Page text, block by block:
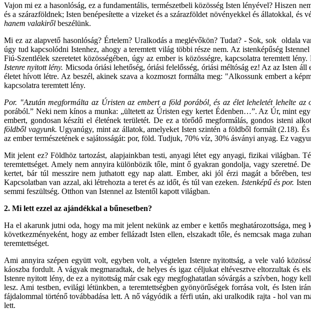
Vajon mi ez a hasonlóság, ez a fundamentális, természetbeli közösség Isten lényével? Hiszen
és a szárazföldnek; Isten benépesítette a vizeket és a szárazföldet növényekkel és állatokkal,
hanem valakiről beszélünk.
Mi ez az alapvető hasonlóság? Értelem? Uralkodás a meglévőkön? Tudat? - Sok, sok oldala
úgy tud kapcsolódni Istenhez, ahogy a teremtett világ többi része nem. Az istenképűség
Fiú-Szentlélek szeretetet közösségében, úgy az ember is közösségre, kapcsolatra teremtett lény.
Istenre nyitott lény. Micsoda óriási lehetőség, óriási felelősség, óriási méltóság ez! Az az Isten
életet hívott létre. Az beszél, akinek szava a kozmoszt formálta meg: "Alkossunk embert a
kapcsolatra teremtett lény.
Por. "Azután megformálta az Úristen az embert a föld porából, és az élet leheletét lehelte az
porából.” Neki nem kínos a munka: „ültetett az Úristen egy kertet Édenben…”. Az Úr, mint
embert, gondosan készíti el életének területét. De ez a törődő megformálás, gondos isteni
földből vagyunk.Ugyanúgy, mint az állatok, amelyeket Isten szintén a földből formált (2.18).
az ember természetének e sajátosságát: por, föld. Tudjuk, 70% víz, 30% ásványi anyag. Ez
Mit jelent ez? Földhöz tartozást, alapjainkban testi, anyagi létet egy anyagi, fizikai világban.
teremtettséget. Amely nem annyira különbözik tőle, mint ő gyakran gondolja, vagy szeretné.
kertet, bár túl messzire nem juthatott egy nap alatt. Ember, aki jól érzi magát a bőrében,
Kapcsolatban van azzal, aki létrehozta a teret és az időt, és túl van ezeken. Istenképű és por.
semmi feszültség. Otthon van Istennel az Istentől kapott világban.
2. Mi lett ezzel az ajándékkal a bűnesetben?
Ha el akarunk jutni oda, hogy ma mit jelent nekünk az ember e kettős meghatározottsága,
következményeként, hogy az ember fellázadt Isten ellen, elszakadt tőle, és nemcsak maga
teremtettséget.
Ami annyira szépen együtt volt, egyben volt, a végtelen Istenre nyitottság, a vele való
káoszba fordult. A vágyak megmaradtak, de helyes és igaz céljukat eltévesztve eltorzultak és
Istenre nyitott lény, de ez a nyitottság már csak egy megfoghatatlan sóvárgás a szívben,
lesz. Ami testben, evilági létünkben, a teremtettségben gyönyörűségek forrása volt, és Isten
fájdalommal történő továbbadása lett. A nő vágyódik a férfi után, aki uralkodik rajta - hol van
lett.